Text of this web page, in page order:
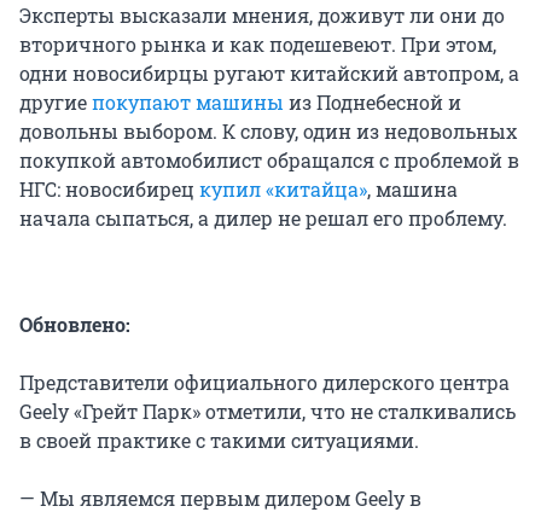
Эксперты высказали мнения, доживут ли они до
вторичного рынка и как подешевеют. При этом,
одни новосибирцы ругают китайский автопром, а
другиепокупают машины из Поднебесной и
довольны выбором. К слову, один из недовольных
покупкой автомобилист обращался с проблемой в
НГС: новосибирец купил «китайца», машина
начала сыпаться, а дилер не решал его проблему.
Обновлено:
Представители официального дилерского центра
Geely «Грейт Парк» отметили, что не сталкивались
в своей практике с такими ситуациями.
— Мы являемся первым дилером Geely в